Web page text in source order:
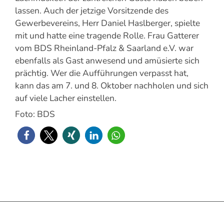
lassen. Auch der jetzige Vorsitzende des
Gewerbevereins, Herr Daniel Haslberger, spielte
mit und hatte eine tragende Rolle. Frau Gatterer
vom BDS Rheinland-Pfalz & Saarland e.V. war
ebenfalls als Gast anwesend und amüsierte sich
prächtig. Wer die Aufführungen verpasst hat,
kann das am 7. und 8. Oktober nachholen und sich
auf viele Lacher einstellen.
Foto: BDS